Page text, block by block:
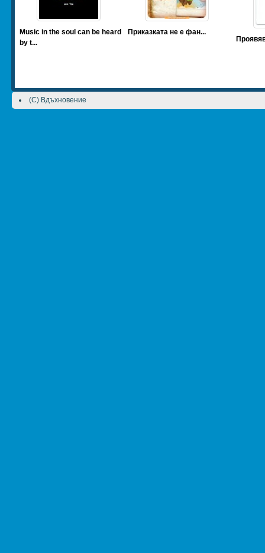
Music in the soul can be heard
by t...
Приказката не е фан...
(C) Вдъхновение